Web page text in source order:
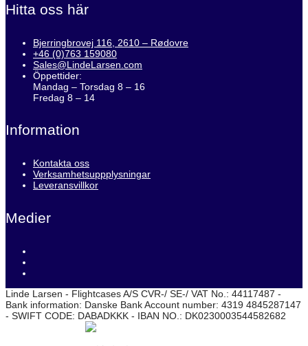
Hitta oss här
Bjerringbrovej 116, 2610 – Rødovre
+46 (0)763 159080
Sales@LindeLarsen.com
Öppettider:
Mandag – Torsdag 8 – 16
Fredag 8 – 14
Information
Kontakta oss
Verksamhetsuppplysningar
Leveransvillkor
Medier
Linde Larsen - Flightcases A/S CVR-/ SE-/ VAT No.: 44117487 -
Bank information: Danske Bank Account number: 4319 4845287147
- SWIFT CODE: DABADKKK - IBAN NO.: DK0230003544582682